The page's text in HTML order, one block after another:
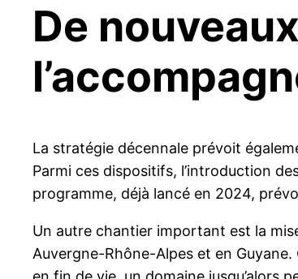
De
La stratégie décennale prévoit
Parmi ces dispositifs, l’introduction
programme, déjà lancé en 2024,
Un autre chantier important est la
Auvergne-Rhône-Alpes et en